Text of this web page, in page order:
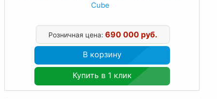
Cube
Розничная цена: 690 000 руб.
В корзину
Купить в 1 клик